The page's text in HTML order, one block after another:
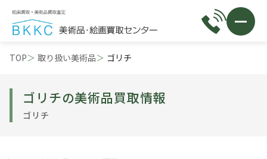
TOP 取り扱い美術品 ゴリチ
ゴリチの美術品買取情報
ゴリチ